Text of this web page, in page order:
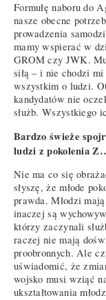
Formułę naboru do
nasze obecne
prowadzenia
mamy wspierać w
GROM czy JWK.
siłą – i nie chodzi
wszystkim o ludzi.
kandydatów nie
służb. Wszystkiego
Bardzo świeże
ludzi z pokolenia
Nie ma co się
słyszę, że młode
prawda. Młodzi
inaczej są
którzy zaczynali
raczej nie mają
proobronnych. Ale
uświadomić, że
wojsko musi wziąć
ukształtowania